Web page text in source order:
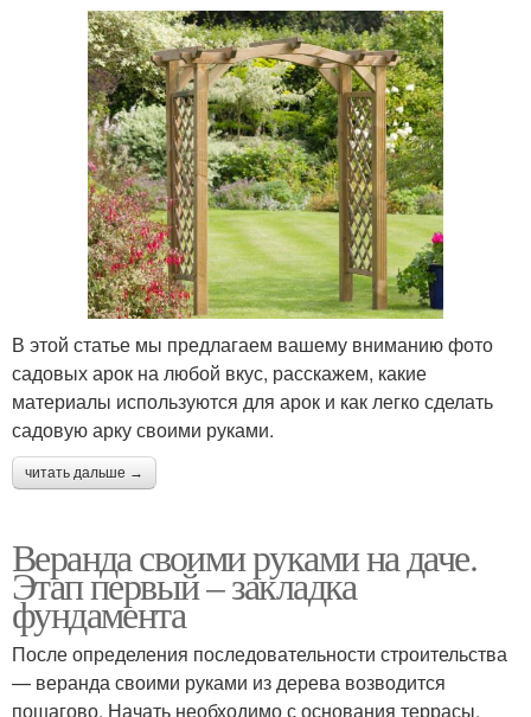
В этой статье мы предлагаем вашему вниманию фото
садовых арок на любой вкус, расскажем, какие
материалы используются для арок и как легко сделать
садовую арку своими руками.
читать дальше →
Веранда своими руками на даче.
Этап первый – закладка
фундамента
После определения последовательности строительства
— веранда своими руками из дерева возводится
пошагово. Начать необходимо с основания террасы,